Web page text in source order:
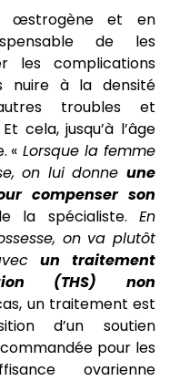
œstrogène et en
de les
les complications
nuire à la densité
troubles et
cela, jusqu’à l’âge
« Lorsque la femme
on lui donne une
compenser son
la spécialiste.En
on va plutôt
un traitement
(THS) non
un traitement est
d’un soutien
pour les
ovarienne